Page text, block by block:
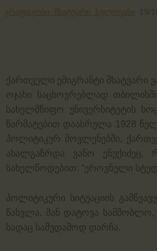
გრაფიკოსი, მხატვარი, ხელოვანი
ქართველი ემიგრანტი მხატვარი
ოჯახი საცხოვრებლად
სახელმწიფო უნივერსიტეტის
წარმატებით დაასრულა 1928
პოლიტიკურ მოვლენებში,
ახალგაზრდა ვანო
სახელწოდებით: “ეროვნული
პოლიტიკური სიტუაციის
წასვლა. მან დატოვა
სადაც სამუდამოდ დარჩა.